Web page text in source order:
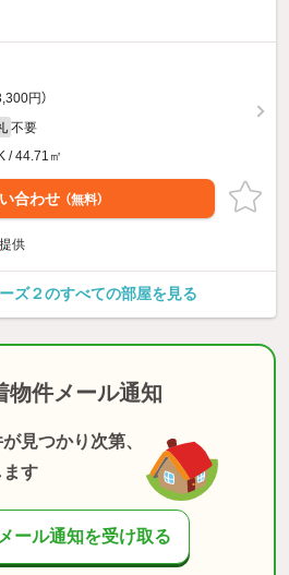
円）
不要
/ 44.71㎡
合わせ （無料）
提供
ズ２のすべての部屋を見る
物件メール通知
見つかり次第、
ます
ール通知を受け取る